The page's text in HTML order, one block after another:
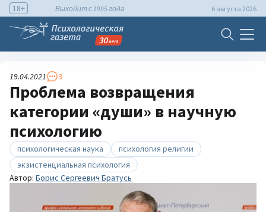
18+ Выходит с 1995 года 6 августа 2026
19.04.2021 3
Проблема возвращения
категории «души» в научную
психологию
психологическая наука
психология религии
экзистенциальная психология
Автор: Борис Сергеевич Братусь